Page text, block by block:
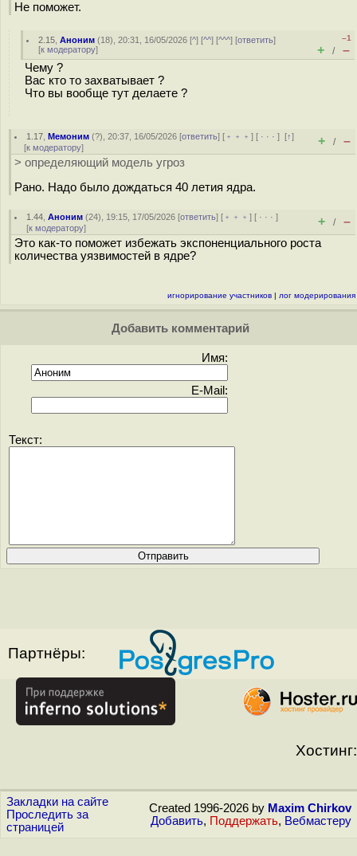
Не поможет.
2.15 ,Аноним (18), 20:31, 16/05/2026 [^] [^^] [^^^] [ответить]
[к модератору]
–1
+ / –
Чему ?
Вас кто то захватывает ?
Что вы вообще тут делаете ?
1.17 ,Мемоним (?), 20:37, 16/05/2026 [ответить] [ ﹢﹢﹢] [ · · ·][↑]
[к модератору] + / –
> определяющий модель угроз
Рано. Надо было дождаться 40 летия ядра.
1.44 ,Аноним (24), 19:15, 17/05/2026 [ответить] [ ﹢﹢﹢] [ · · ·]
[к модератору] + / –
Это как-то поможет избежать экспоненциального роста
количества уязвимостей в ядре?
игнорирование участников | лог модерирования
Добавить комментарий
Имя:
E-Mail:
Текст:
Партнёры:
Хостинг:
Закладки на сайте
Проследить за
страницей
Created 1996-2026 by Maxim Chirkov
Добавить, Поддержать, Вебмастеру